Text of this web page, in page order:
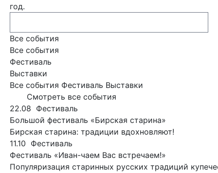
год.
Все события
Все события
Фестиваль
Выставки
Все события Фестиваль Выставки
Смотреть все события
22.08 Фестиваль
Большой фестиваль «Бирская старина»
Бирская старина: традиции вдохновляют!
11.10 Фестиваль
Фестиваль «Иван-чаем Вас встречаем!»
Популяризация старинных русских традиций